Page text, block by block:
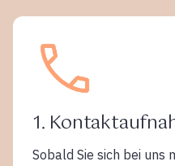
1.
Sobald Sie sich bei uns